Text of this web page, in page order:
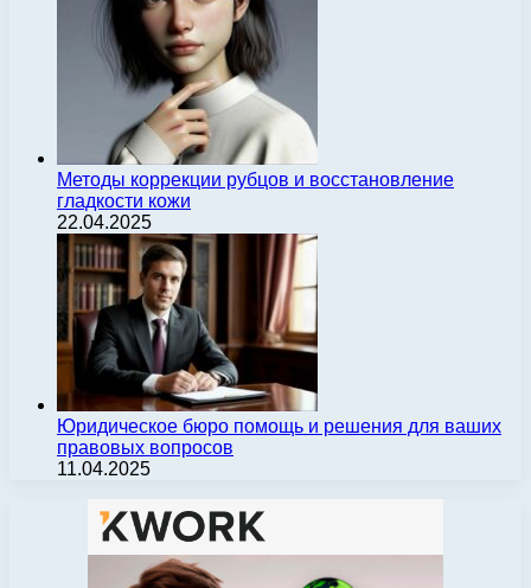
Методы коррекции рубцов и восстановление
гладкости кожи
22.04.2025
Юридическое бюро помощь и решения для ваших
правовых вопросов
11.04.2025